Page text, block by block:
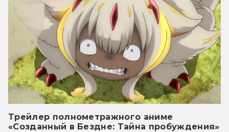
Трейлер полнометражного аниме
«Созданный в Бездне: Тайна пробуждения»